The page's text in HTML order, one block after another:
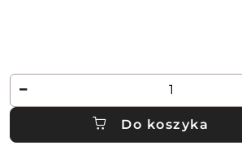
Ilość
Do koszyka